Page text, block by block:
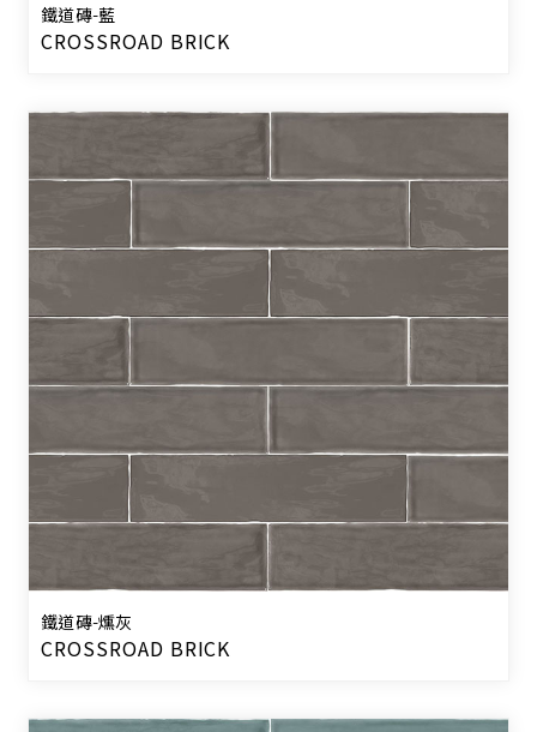
鐵道磚-藍
CROSSROAD BRICK
鐵道磚-燻灰
CROSSROAD BRICK